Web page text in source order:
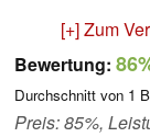
[+] Zum
Bewertung:
Durchschnitt von 1
Preis: 85%,